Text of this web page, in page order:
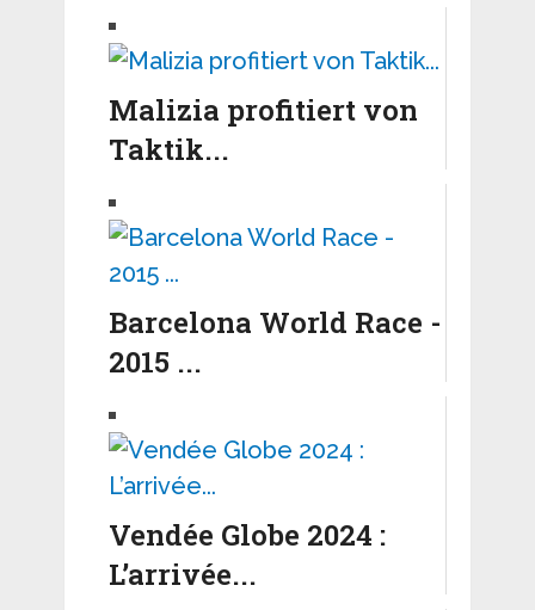
Malizia profitiert von
Taktik...
Barcelona World Race -
2015 ...
Vendée Globe 2024 :
L’arrivée...